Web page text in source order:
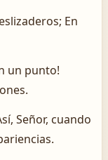
En
un punto!
Señor, cuando